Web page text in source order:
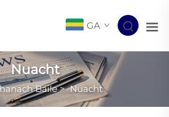
GA
Nuacht
Baile>Nuacht